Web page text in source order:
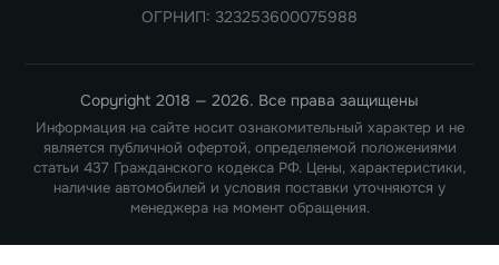
Copyright 2018 — 2026. Все права защищены
Информация на сайте носит ознакомительный характер и не
является публичной офертой, определяемой положениями
статьи 437 Гражданского кодекса РФ. Цены, характеристики,
наличие автомобилей и условия поставки уточняются у
менеджера на момент обращения.
ОГРНИП: 323253600075988